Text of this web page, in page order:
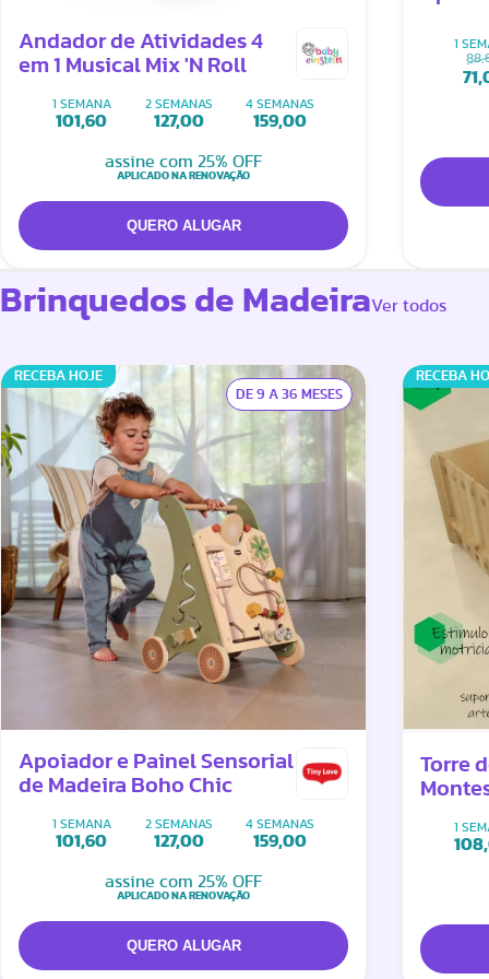
Andador de Atividades 4
em 1 Musical Mix 'N Roll
1 SEMANA
101,60
2 SEMANAS
127,00
4 SEMANAS
159,00
assine com 25% OFF
APLICADO NA RENOVAÇÃO
1
Brinquedos de MadeiraVer todos
RECEBA HOJE
DE 9 A 36 MESES
Apoiador e Painel Sensorial
de Madeira Boho Chic
1 SEMANA
101,60
2 SEMANAS
127,00
4 SEMANAS
159,00
assine com 25% OFF
APLICADO NA RENOVAÇÃO
RECEBA
Torre
1